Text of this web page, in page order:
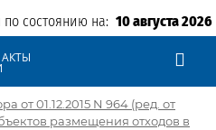
по состоянию на: 10 августа 2026
от 01.12.2015 N 964 (ред. от
размещения отходов в